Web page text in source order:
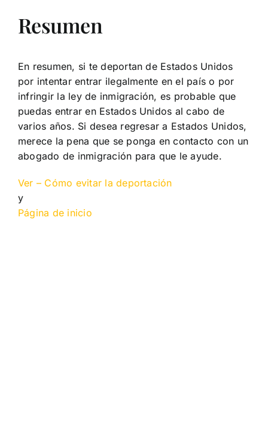
Resumen
En resumen, si te deportan de Estados Unidos
por intentar entrar ilegalmente en el país o por
infringir la ley de inmigración, es probable que
puedas entrar en Estados Unidos al cabo de
varios años. Si desea regresar a Estados Unidos,
merece la pena que se ponga en contacto con un
abogado de inmigración para que le ayude.
Ver – Cómo evitar la deportación
y
Página de inicio